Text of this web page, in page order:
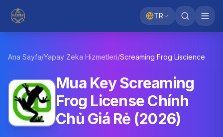
TR
Ana Sayfa/Yapay Zeka Hizmetleri/Screaming Frog Liscience
Mua Key Screaming
Frog License Chính
Chủ Giá Rẻ (2026)